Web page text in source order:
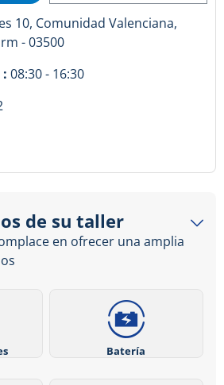
10, Comunidad Valenciana,
- 03500
08:30 - 16:30
de su taller
en ofrecer una amplia
Batería